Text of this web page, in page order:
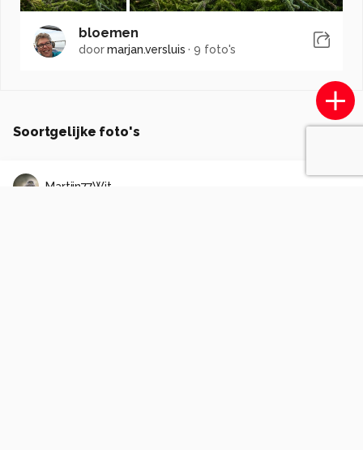
bloemen
doormarjan.versluis ·9 foto's
Soortgelijke foto's
Martijn77Wit